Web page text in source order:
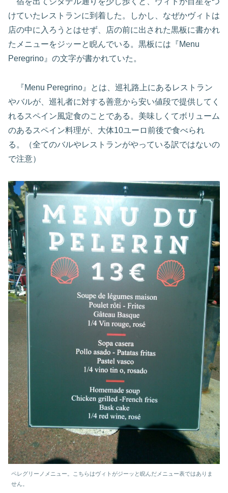
けていたレストランに到着した。しかし、なぜかヴィトは
店の中に入ろうとはせず、店の前に出された黒板に書かれ
たメニューをジッーと睨んでいる。黒板には『Menu
Peregrino』の文字が書かれていた。
『Menu Peregrino』とは、巡礼路上にあるレストラン
やバルが、巡礼者に対する善意から安い値段で提供してく
れるスペイン風定食のことである。美味しくてボリューム
のあるスペイン料理が、大体10ユーロ前後で食べられ
る。（全てのバルやレストランがやっている訳ではないの
で注意）
ペレグリーノメニュー。こちらはヴィトがジーッと睨んだメニュー表ではありま
せん。